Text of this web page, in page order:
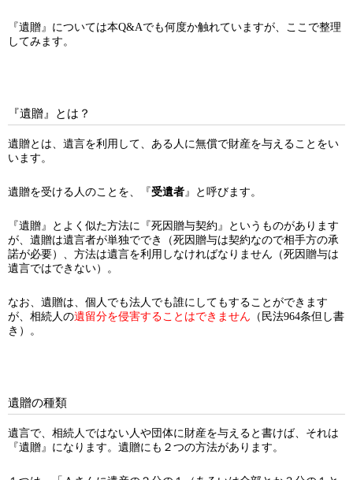
『遺贈』については本Q&Aでも何度か触れていますが、ここで整理
してみます。
『遺贈』とは？
遺贈とは、遺言を利用して、ある人に無償で財産を与えることをい
います。
遺贈を受ける人のことを、『受遺者』と呼びます。
『遺贈』とよく似た方法に『死因贈与契約』というものがあります
が、遺贈は遺言者が単独ででき（死因贈与は契約なので相手方の承
諾が必要）、方法は遺言を利用しなければなりません（死因贈与は
遺言ではできない）。
なお、遺贈は、個人でも法人でも誰にしてもすることができます
が、相続人の遺留分を侵害することはできません （民法964条但し書
き）。
遺贈の種類
遺言で、相続人ではない人や団体に財産を与えると書けば、それは
『遺贈』になります。遺贈にも２つの方法があります。